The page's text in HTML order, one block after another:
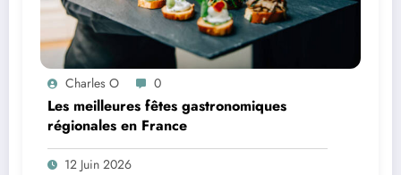
Charles O 0
Les meilleures fêtes gastronomiques
régionales en France
12 Juin 2026